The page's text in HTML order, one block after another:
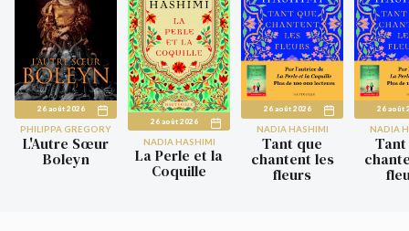
26 août 2026
PHILIPPA GREGORY
L'Autre Sœur
Boleyn
26 août 2026
NADIA HASHIMI
La Perle et la
Coquille
26 août 2026
NADIA HASHIMI
Tant que
chantent les
fleurs
26 août
NADIA